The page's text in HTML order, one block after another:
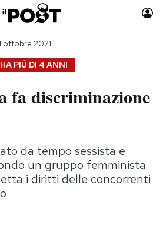
Auto
Moda
Storie/Idee
Ok Boomer!
Media
PIÙ DI 4 ANNI
ottobre 2021
fa discriminazione
da tempo sessista e
un gruppo femminista
i diritti delle concorrenti